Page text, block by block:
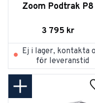
Zoom Podtrak P8
3 795 kr
Ej i lager, kontakta
för leveranstid